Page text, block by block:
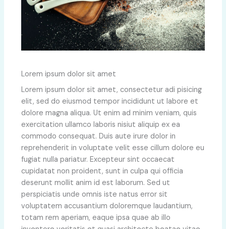
Lorem ipsum dolor sit amet
Lorem ipsum dolor sit amet, consectetur adi pisicing
elit, sed do eiusmod tempor incididunt ut labore et
dolore magna aliqua. Ut enim ad minim veniam, quis
exercitation ullamco laboris nisiut aliquip ex ea
commodo consequat. Duis aute irure dolor in
reprehenderit in voluptate velit esse cillum dolore eu
fugiat nulla pariatur. Excepteur sint occaecat
cupidatat non proident, sunt in culpa qui officia
deserunt mollit anim id est laborum. Sed ut
perspiciatis unde omnis iste natus error sit
voluptatem accusantium doloremque laudantium,
totam rem aperiam, eaque ipsa quae ab illo